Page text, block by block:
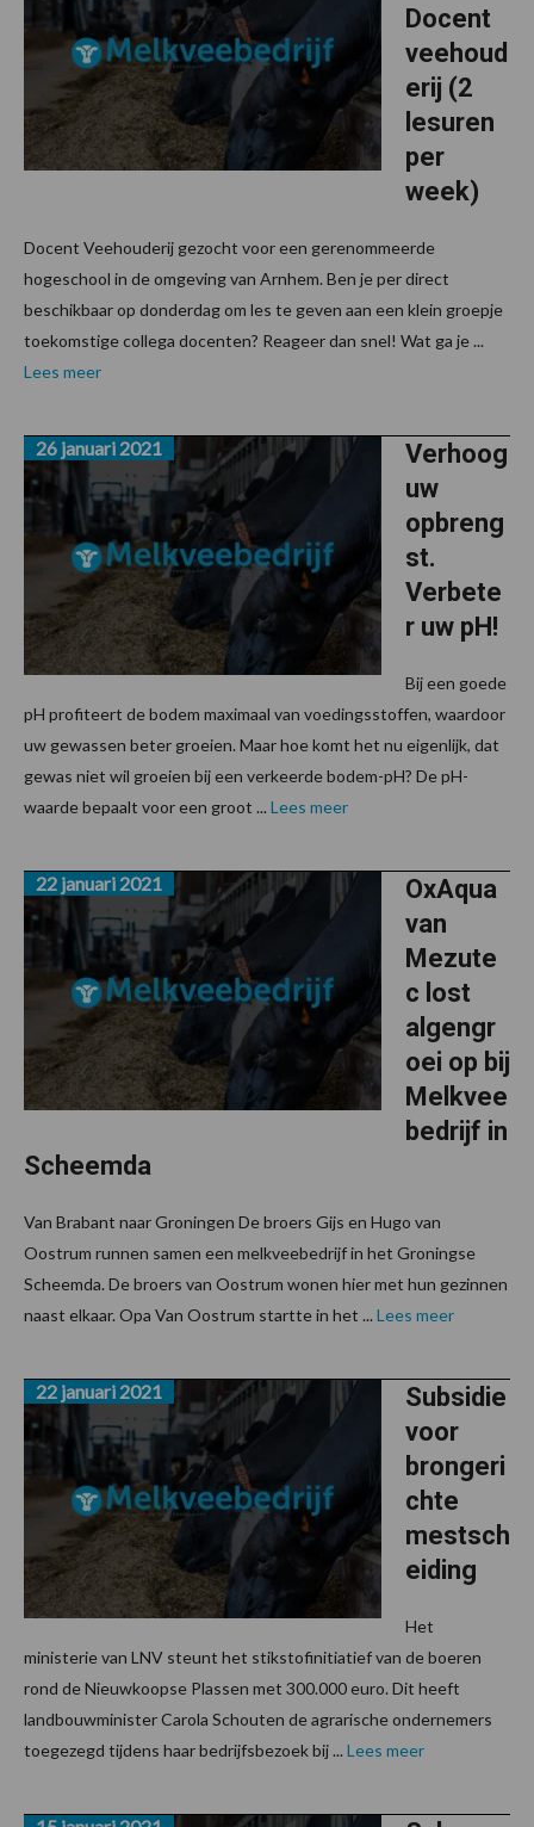
Docent
veehoud
erij (2
lesuren
per
week)
Docent Veehouderij gezocht voor een gerenommeerde
hogeschool in de omgeving van Arnhem. Ben je per direct
beschikbaar op donderdag om les te geven aan een klein groepje
toekomstige collega docenten? Reageer dan snel! Wat ga je ...
Lees meer
Verhoog
uw
opbreng
st.
Verbete
r uw pH!
26 januari 2021
Bij een goede
pH profiteert de bodem maximaal van voedingsstoffen, waardoor
uw gewassen beter groeien. Maar hoe komt het nu eigenlijk, dat
gewas niet wil groeien bij een verkeerde bodem-pH? De pH-
waarde bepaalt voor een groot ... Lees meer
OxAqua
van
Mezute
c lost
algengr
oei op bij
Melkvee
bedrijf in
Scheemda
22 januari 2021
Van Brabant naar Groningen De broers Gijs en Hugo van
Oostrum runnen samen een melkveebedrijf in het Groningse
Scheemda. De broers van Oostrum wonen hier met hun gezinnen
naast elkaar. Opa Van Oostrum startte in het ... Lees meer
Subsidie
voor
brongeri
chte
mestsch
eiding
22 januari 2021
Het
ministerie van LNV steunt het stikstofinitiatief van de boeren
rond de Nieuwkoopse Plassen met 300.000 euro. Dit heeft
landbouwminister Carola Schouten de agrarische ondernemers
toegezegd tijdens haar bedrijfsbezoek bij ... Lees meer